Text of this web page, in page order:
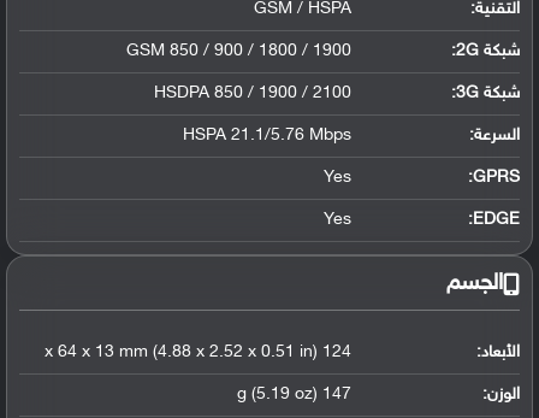
التقنية: GSM / HSPA
شبكة 2G: GSM 850 / 900 / 1800 / 1900
شبكة 3G :
HSDPA 850 / 1900 / 2100
السرعة: HSPA 21.1/5.76 Mbps
GPRS:
Yes
EDGE:
Yes
الجسم
الأبعاد: 124 x 64 x 13 mm (4.88 x 2.52 x 0.51 in)
الوزن: 147 g (5.19 oz)